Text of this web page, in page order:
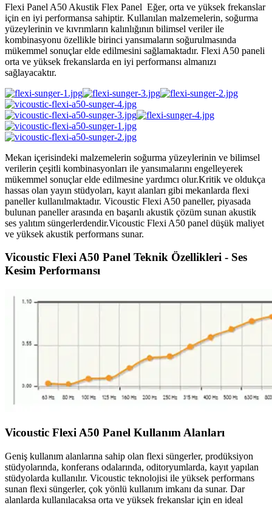
Flexi Panel A50 Akustik Flex Panel Eğer, orta ve yüksek frekanslar
için en iyi performansa sahiptir. Kullanılan malzemelerin, soğurma
yüzeylerinin ve kıvrımların kalınlığının bilimsel veriler ile
kombinasyonu özellikle birinci yansımaların soğurulmasında
mükemmel sonuçlar elde edilmesini sağlamaktadır. Flexi A50 paneli
orta ve yüksek frekanslarda en iyi performansı almanızı
sağlayacaktır.
Mekan içerisindeki malzemelerin soğurma yüzeylerinin ve bilimsel
verilerin çeşitli kombinasyonları ile yansımalarını engelleyerek
mükemmel sonuçlar elde edilmesine yardımcı olur.Kritik ve oldukça
hassas olan yayın stüdyoları, kayıt alanları gibi mekanlarda flexi
paneller kullanılmaktadır. Vicoustic Flexi A50 paneller, piyasada
bulunan paneller arasında en başarılı akustik çözüm sunan akustik
ses yalıtım süngerlerdendir.Vicoustic Flexi A50 panel düşük maliyet
ve yüksek akustik performans sunar.
Vicoustic Flexi A50 Panel Teknik Özellikleri - Ses
Kesim Performansı
Vicoustic Flexi A50 Panel Kullanım Alanları
Geniş kullanım alanlarına sahip olan flexi süngerler, prodüksiyon
stüdyolarında, konferans odalarında, oditoryumlarda, kayıt yapılan
stüdyolarda kullanılır. Vicoustic teknolojisi ile yüksek performans
sunan flexi süngerler, çok yönlü kullanım imkanı da sunar. Dar
alanlarda kullanılacaksa orta ve yüksek frekanslar için en ideal